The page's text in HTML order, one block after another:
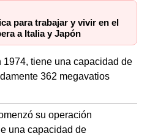
para trabajar y vivir en el
a Italia y Japón
1974, tiene una capacidad de
362 megavatios
su operación
una capacidad de